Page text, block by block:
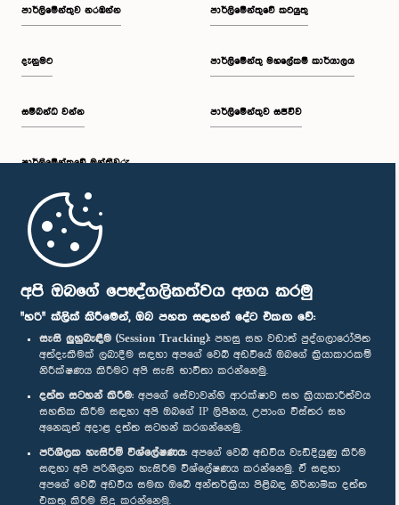
අපි ඔබගේ පෞද්ගලිකත්වය අගය කරමු
"හරි" ක්ලික් කිරීමෙන්, ඔබ පහත සඳහන් දේට එකඟ වේ:
සැසි ලුහුබැඳීම (Session Tracking): පහසු සහ වඩාත් පුද්ගලාරෝපිත
අත්දැකීමක් ලබාදීම සඳහා අපගේ වෙබ් අඩවියේ ඔබගේ ක්‍රියාකාරකම්
නිරීක්ෂණය කිරීමට අපි සැසි භාවිතා කරන්නෙමු.
දත්ත සටහන් කිරීම: අපගේ සේවාවන්හි ආරක්ෂාව සහ ක්‍රියාකාරීත්වය
සහතික කිරීම සඳහා අපි ඔබගේ IP ලිපිනය, උපාංග විස්තර සහ
අනෙකුත් අදාළ දත්ත සටහන් කරගන්නෙමු.
පරිශීලක හැසිරීම් විශ්ලේෂණය: අපගේ වෙබ් අඩවිය වැඩිදියුණු කිරීම
සඳහා අපි පරිශීලක හැසිරීම විශ්ලේෂණය කරන්නෙමු. ඒ සඳහා
අපගේ වෙබ් අඩවිය සමඟ ඔබේ අන්තර්ක්‍රියා පිළිබඳ නිර්නාමික දත්ත
එකතු කිරීම සිදු කරන්නෙමු.
පාර්ලි‌මේන්තුව නරඹන්න
දැනුමට
සම්බන්ධ වන්න
පාර්ලි‌මේන්තුවේ මන්ත්‍රීවරු
මුල් පිටුව
පාර්ලිමේන්තුවේ කටයුතු
පාර්ලිමේන්තු මහලේකම් කාර්යාලය
පාර්ලිමේන්තුව සජීවීව
පාර්ලිමේන්තු ජංගම යෙදුම
අප හා සම්බන්ධ වී සිටින්න :
සම්මාන
පෞද්ගලිකත්ව ප්‍රතිපත්තිය